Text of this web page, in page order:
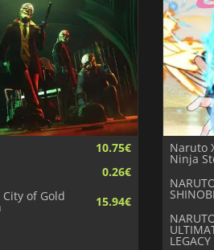
10.75€
0.26€
City of Gold
15.94€
Naruto
Ninja
LEGACY